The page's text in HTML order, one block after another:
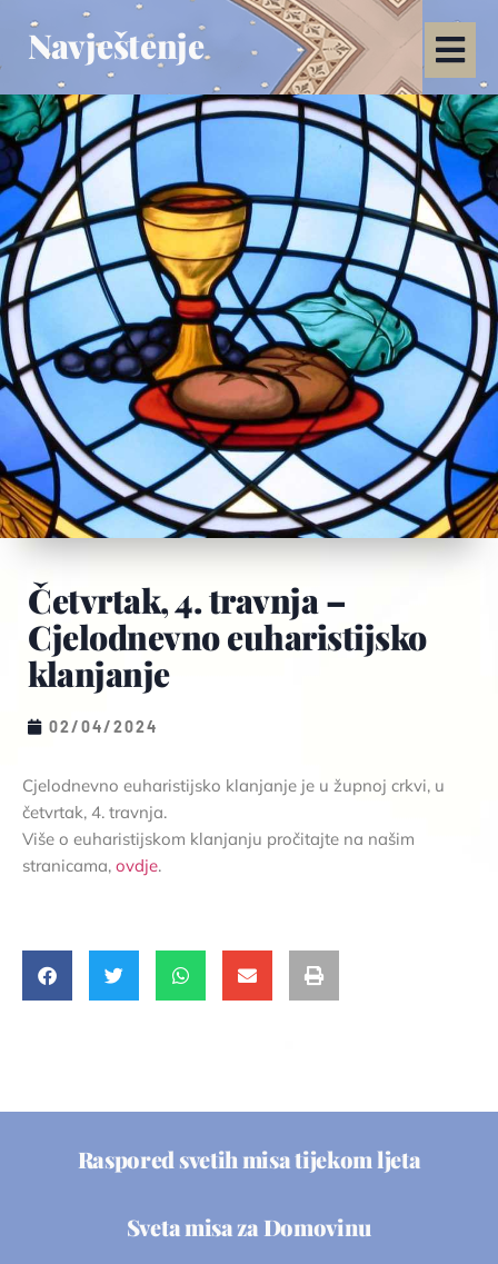
Navještenje
Četvrtak, 4. travnja –
Cjelodnevno euharistijsko
klanjanje
02/04/2024
Cjelodnevno euharistijsko klanjanje je u župnoj crkvi, u
četvrtak, 4. travnja.
Više o euharistijskom klanjanju pročitajte na našim
stranicama, ovdje.
Raspored svetih misa tijekom ljeta
Sveta misa za Domovinu